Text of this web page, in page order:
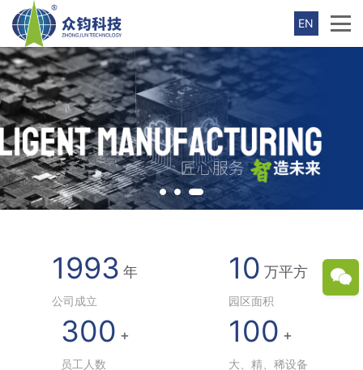
EN
1993 年
公司成立
10 万平方
园区面积
300 +
员工人数
100 +
大、精、稀设备